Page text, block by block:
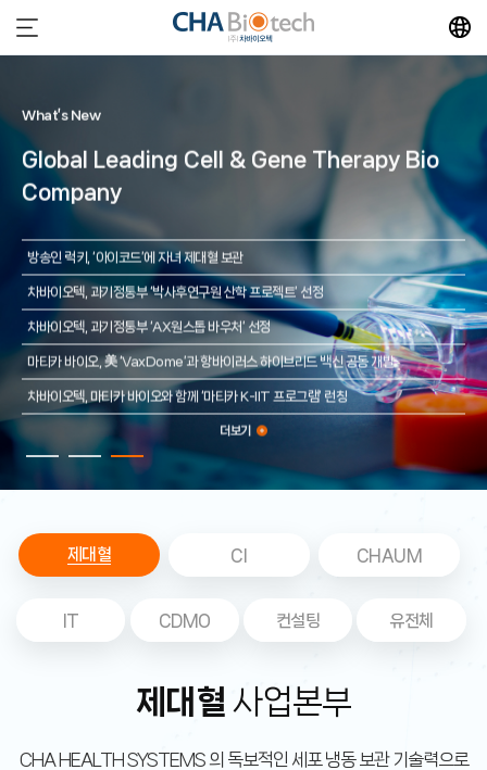
R&D 사업
Cells - Cure the Incurable
(세포, 유전자 치료제 개발 통한
희귀 암종과 난치성 질환 정복)
R&D 사업 가속화 및 신사업 성과달성을 통해
명실상부 글로벌 바이오 기업으로 도약
R&D 사업
질환별 최적 세포주 선정을 통해
맞춤형 세포치료제 개발 기술 보유
줄기세포 분야 글로벌 특허 출원 건수, 세계 4위
What’s New
Global Leading Cell & Gene Therapy Bio
Company
방송인 럭키, ‘아이코드’에 자녀 제대혈 보관
차바이오텍, 과기정통부 ‘박사후연구원 산학 프로젝트’ 선정
차바이오텍, 과기정통부 ‘AX원스톱 바우처’ 선정
마티카 바이오, 美 ‘VaxDome’과 항바이러스 하이브리드 백신 공동 개발
차바이오텍, 마티카 바이오와 함께 ‘마티카 K-IIT 프로그램’ 런칭
더보기
제대혈 CI CHAUM
IT CDMO 컨설팅 유전체
제대혈 사업본부
CHA HEALTH SYSTEMS 의 독보적인 세포 냉동 보관기술력으로